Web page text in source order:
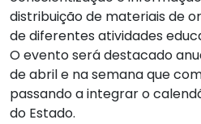
distribuição de materiais de
de diferentes atividades
O evento será destacado
de abril e na semana que
passando a integrar o
do Estado.